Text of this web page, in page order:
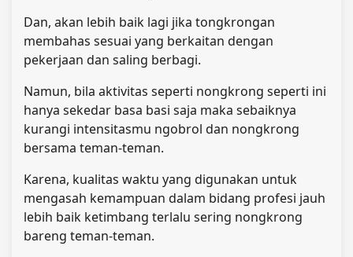
Dan, akan lebih baik lagi jika tongkrongan
membahas sesuai yang berkaitan dengan
pekerjaan dan saling berbagi.
Namun, bila aktivitas seperti nongkrong seperti ini
hanya sekedar basa basi saja maka sebaiknya
kurangi intensitasmu ngobrol dan nongkrong
bersama teman-teman.
Karena, kualitas waktu yang digunakan untuk
mengasah kemampuan dalam bidang profesi jauh
lebih baik ketimbang terlalu sering nongkrong
bareng teman-teman.